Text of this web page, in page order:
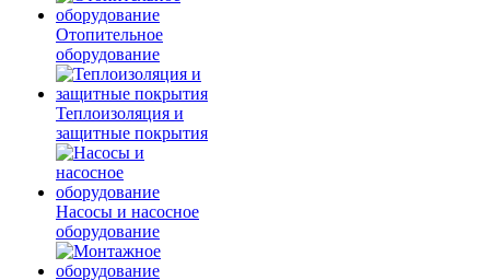
Отопительное
оборудование
Теплоизоляция и
защитные покрытия
Насосы и насосное
оборудование